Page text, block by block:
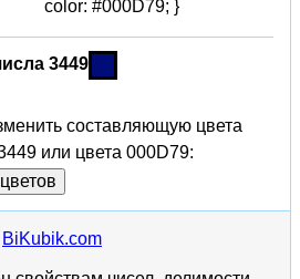
color: #000D79; }
3449
составляющую цвета
или цвета 000D79:
BiKubik.com